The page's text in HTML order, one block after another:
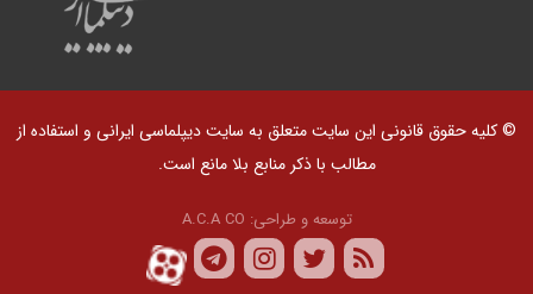
© کلیه حقوق قانونی این سایت متعلق به سایت دیپلماسی ایرانی و استفاده از
مطالب با ذکر منابع بلا مانع است.
توسعه و طراحی: A.C.A CO